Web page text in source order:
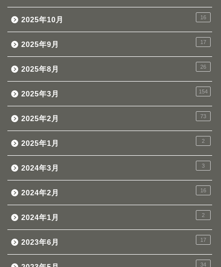
2025年10月 16
2025年9月 17
2025年8月 26
2025年3月 154
2025年2月 73
2025年1月 2
2024年3月 3
2024年2月 16
2024年1月 2
2023年6月 17
34